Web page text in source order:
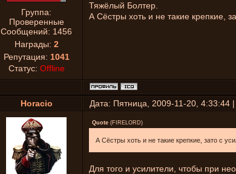
Группа:
Проверенные
Сообщений: 1456
Награды: 2
Репутация: 1041
Статус: Offline
Тяжёлый Болтер.
А Сёстры хоть и не такие крепкие,
Horacio Дата: Пятница, 2009-11-20, 4:33:44
Quote (FIRELORD)
А Сёстры хоть и не такие крепкие, зато с
Для того и усилители, чтобы при